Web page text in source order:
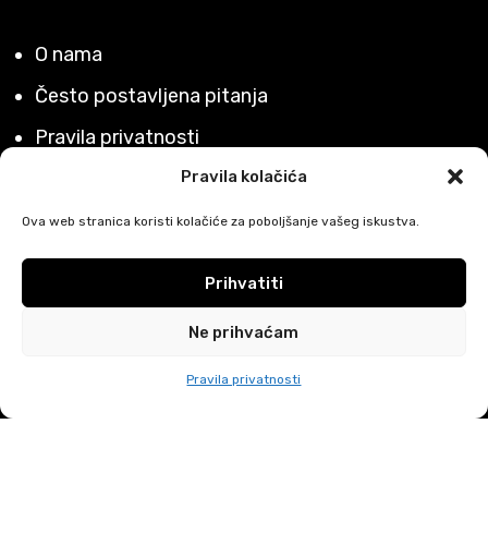
Pravila kolačića
Ova web stranica koristi kolačiće za poboljšanje vašeg iskustva.
Prihvatiti
Ne prihvaćam
Pravila privatnosti
O nama
Često postavljena pitanja
Pravila privatnosti
Uvjeti poslovanja
Izjava o sufinanciranju
Načini plaćanja
Povrati i reklamacije
Dostava i isporuke